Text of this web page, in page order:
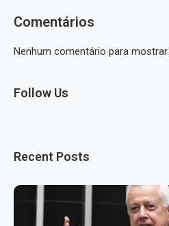
Comentários
Nenhum comentário para mostrar.
Follow Us
Recent Posts